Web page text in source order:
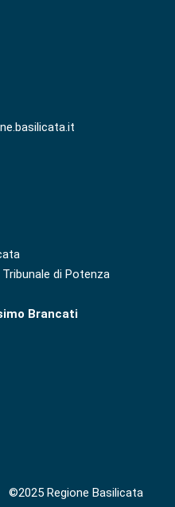
di Potenza
Brancati
©2025 Regione Basilicata